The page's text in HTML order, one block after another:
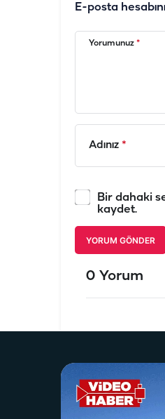
E-posta
Yorumunuz *
Adınız *
Bir dahaki
kaydet.
YORUM GÖNDER
0 Yorum